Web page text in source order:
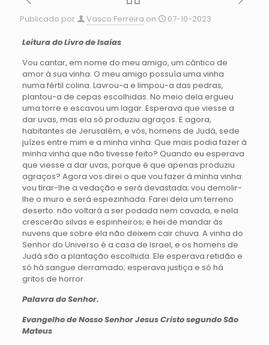
Publicado por Vasco Ferreira on 07-10-2023
Leitura do Livro de Isaías
Vou cantar, em nome do meu amigo, um cântico de
amor à sua vinha. O meu amigo possuía uma vinha
numa fértil colina. Lavrou-a e limpou-a das pedras,
plantou-a de cepas escolhidas. No meio dela ergueu
uma torre e escavou um lagar. Esperava que viesse a
dar uvas, mas ela só produziu agraços. E agora,
habitantes de Jerusalém, e vós, homens de Judá, sede
juízes entre mim e a minha vinha: Que mais podia fazer à
minha vinha que não tivesse feito? Quando eu esperava
que viesse a dar uvas, porque é que apenas produziu
agraços? Agora vos direi o que vou fazer à minha vinha:
vou tirar-lhe a vedação e será devastada; vou demolir-
lhe o muro e será espezinhada. Farei dela um terreno
deserto: não voltará a ser podada nem cavada, e nela
crescerão silvas e espinheiros; e hei de mandar às
nuvens que sobre ela não deixem cair chuva. A vinha do
Senhor do Universo é a casa de Israel, e os homens de
Judá são a plantação escolhida. Ele esperava retidão e
só há sangue derramado; esperava justiça e só há
gritos de horror.
Palavra do Senhor.
Evangelho de Nosso Senhor Jesus Cristo segundo São
Mateus